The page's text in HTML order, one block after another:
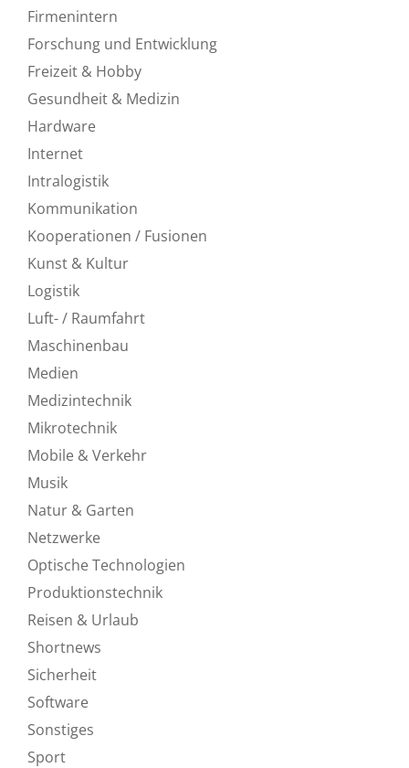
Firmenintern
Forschung und Entwicklung
Freizeit & Hobby
Gesundheit & Medizin
Hardware
Internet
Intralogistik
Kommunikation
Kooperationen / Fusionen
Kunst & Kultur
Logistik
Luft- / Raumfahrt
Maschinenbau
Medien
Medizintechnik
Mikrotechnik
Mobile & Verkehr
Musik
Natur & Garten
Netzwerke
Optische Technologien
Produktionstechnik
Reisen & Urlaub
Shortnews
Sicherheit
Software
Sonstiges
Sport